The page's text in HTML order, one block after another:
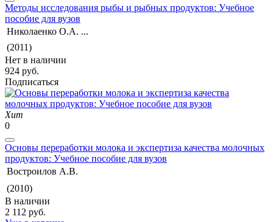
Методы исследования рыбы и рыбных продуктов: Учебное
пособие для вузов
Николаенко О.А. ...
(2011)
Нет в наличии
924 руб.
Подписаться
Хит
0
Основы переработки молока и экспертиза качества молочных
продуктов: Учебное пособие для вузов
Востроилов А.В.
(2010)
В наличии
2 112 руб.